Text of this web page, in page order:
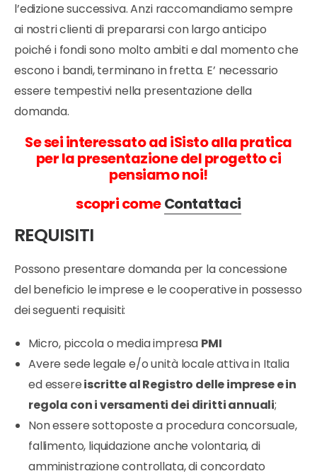
l’edizione successiva. Anzi raccomandiamo sempre
ai nostri clienti di prepararsi con largo anticipo
poiché i fondi sono molto ambiti e dal momento che
escono i bandi, terminano in fretta. E’ necessario
essere tempestivi nella presentazione della
domanda.
Se sei interessato ad iSisto alla pratica
per la presentazione del progetto ci
pensiamo noi!
scopri comeContattaci
REQUISITI
Possono presentare domanda per la concessione
del beneficio le imprese e le cooperative in possesso
dei seguenti requisiti:
Micro, piccola o media impresa PMI
Avere sede legale e/o unità locale attiva in Italia
ed essereiscritte al Registro delle imprese e in
regola con i versamenti dei diritti annuali;
Non essere sottoposte a procedura concorsuale,
fallimento, liquidazione anche volontaria, di
amministrazione controllata, di concordato